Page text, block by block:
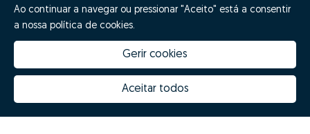
Porquê escolher a Zome
Prémios
Inovação Zome
Hubs Zome
Contactos
Ao continuar a navegar ou pressionar "Aceito" está a consentir
a nossa política de cookies.
Gerir cookies
Aceitar todos